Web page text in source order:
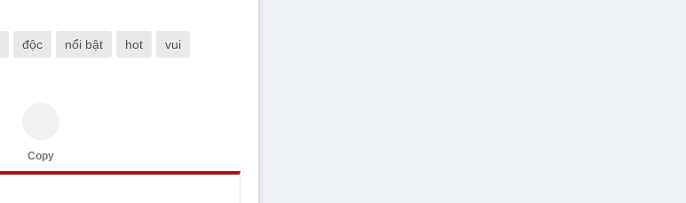
độc nổi bật hot vui
Copy